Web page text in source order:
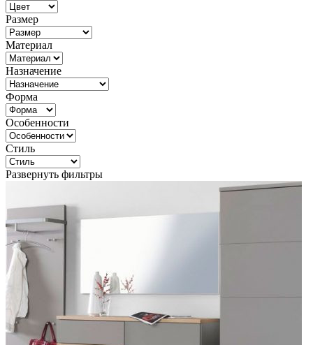
Размер
Материал
Назначение
Форма
Особенности
Стиль
Развернуть фильтры